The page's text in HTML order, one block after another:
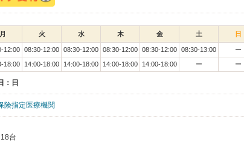
月 火 水 木 金 土 日
12:00 08:30-12:00 08:30-12:00 08:30-12:00 08:30-12:00 08:30-13:00 ー
18:00
14:00-18:00 14:00-18:00 14:00-18:00 14:00-18:00 ー ー
：日
険指定医療機関
台